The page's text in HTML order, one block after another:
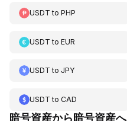
USDT to PHP
USDT to EUR
USDT to JPY
USDT to CAD
暗号資産から暗号資産へ